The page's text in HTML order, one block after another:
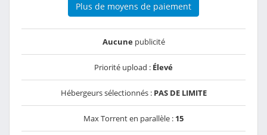
Plus de moyens de paiement
Aucunepublicité
Priorité upload : Élevé
Hébergeurs sélectionnés : PAS DE LIMITE
Max Torrent en parallèle : 15